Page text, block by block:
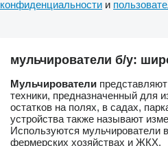
конфиденциальности и
мульчирователи б/у:
Мульчирователи
техники, предназначенный для
остатков на полях, в садах,
устройства также называют
Используются мульчирователи
фермерских хозяйствах и ЖКХ.